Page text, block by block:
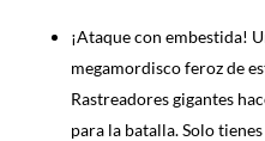
¡Ataque con embestida!
megamordisco feroz de
Rastreadores gigantes
para la batalla. Solo